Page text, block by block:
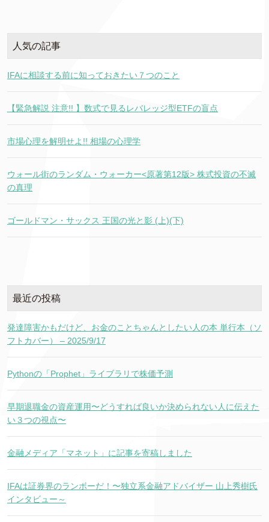
人気の記事
IFAに相談する前に知っておきたい７つのこと
【緊急解説 注意!! 】数式で見るレバレッジ型ETFの盲点
市場心理を解明せよ!! 相場の心理学
ウォール街のランダム・ウォーカー<原著第12版> 株式投資の不滅
の真理
ゴールドマン・サックス 王国の光と影 (上)(下)
最近の投稿
発達障害かもだけど、お金のことちゃんとしたい人の本 単行本（ソ
フトカバー） – 2025/9/17
Pythonの「Prophet」ライブラリで株価予測
早期退職金の資産運用〜どうすれば良いか決められない人に伝えた
い３つの視点〜
金融メディア「マネット」に記事を寄稿しました
IFAは証券界のランボーだ！〜独立系金融アドバイザー 山上秀樹氏
インタビュー～